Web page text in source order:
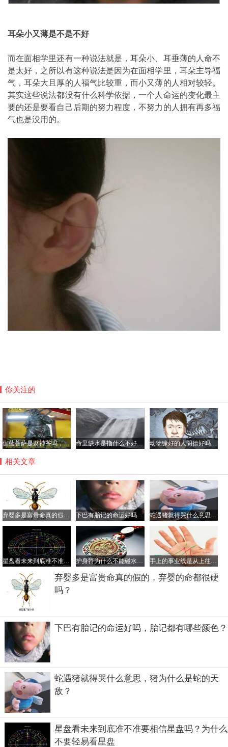
耳朵小又薄是不是不好
而在面相学里还有一种说法就是，耳朵小、耳垂薄的人命不
是太好，之所以有这种说法是因为在面相学里，耳朵主导福
气，耳朵大且厚的人福气比较重，而小又薄的人相对较轻。
其实这些说法都没有什么科学依据，一个人命运的变化最主
要的还是要看自己后期的努力程度，不努力的人拥有再多福
气也是没用的。
你关注的
伽蓝菩萨是财神爷吗，平时如何供奉伽蓝菩萨？ 命里缺水是指什么不好具体哪方面？命中缺水的人如何化解 动物缘好的人阴德好吗，阴德厚重的面相是怎样的？
相关文章
弃婴多是富贵命真的假的，弃婴的命都很硬吗？ 下巴有胎记的命运好吗，胎记都有哪些颜色？ 蛇遇猪就得哭什么意思，猪为什么是蛇的天敌？
星盘看未来到底准不准要相信星盘吗？为什么不要轻易看星盘 护身符为什么不能碰水，护身符是道教法器还是佛教的？ 手上的事业线是从上往下看么，事业线交叉混乱说明什么？
弃婴多是富贵命真的假的，弃婴的命都很硬
吗？
下巴有胎记的命运好吗，胎记都有哪些颜色？
蛇遇猪就得哭什么意思，猪为什么是蛇的天
敌？
星盘看未来到底准不准要相信星盘吗？为什么
不要轻易看星盘